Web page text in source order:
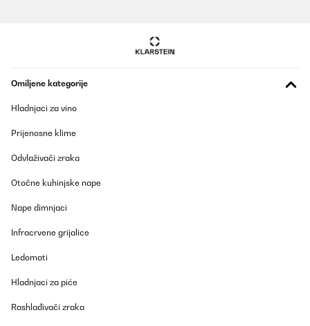
Omiljene kategorije
Hladnjaci za vino
Prijenosne klime
Odvlaživači zraka
Otočne kuhinjske nape
Nape dimnjaci
Infracrvene grijalice
Ledomati
Hladnjaci za piće
Rashlađivači zraka